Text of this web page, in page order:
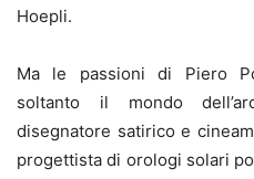
Hoepli.
Ma le passioni di Piero
soltanto il mondo
disegnatore satirico e
progettista di orologi solari